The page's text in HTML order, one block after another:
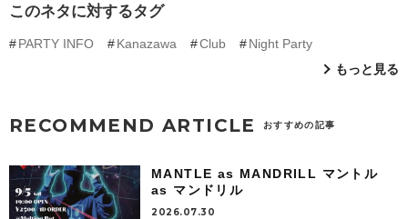
このネタに対するタグ
PARTY INFO Kanazawa Club
Night Party
もっと見る
RECOMMEND ARTICLE おすすめの記事
MANTLE as MANDRILL マントル
as マンドリル
2026.07.30